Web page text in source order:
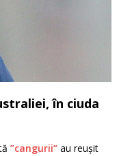
în ciuda
”cangurii” au reușit